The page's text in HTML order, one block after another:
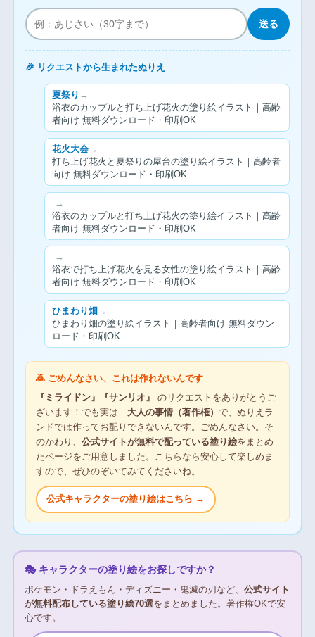
送る
🎉 リクエストから生まれたぬりえ
夏祭り →
浴衣のカップルと打ち上げ花火の塗り絵イラスト｜高齢
者向け 無料ダウンロード・印刷OK
花火大会→
打ち上げ花火と夏祭りの屋台の塗り絵イラスト｜高齢者
向け 無料ダウンロード・印刷OK
→
浴衣のカップルと打ち上げ花火の塗り絵イラスト｜高齢
者向け 無料ダウンロード・印刷OK
→
浴衣で打ち上げ花火を見る女性の塗り絵イラスト｜高齢
者向け 無料ダウンロード・印刷OK
ひまわり畑 →
ひまわり畑の塗り絵イラスト｜高齢者向け 無料ダウン
ロード・印刷OK
🙇 ごめんなさい、これは作れないんです
『ミライドン』『サンリオ』
のリクエストをありがとうご
ざいます！でも実は…大人の事情（著作権） で、ぬりえラ
ンドでは作ってお配りできないんです。ごめんなさい。そ
のかわり、 公式サイトが無料で配っている塗り絵をまとめ
たページをご用意しました。こちらなら安心して楽しめま
すので、ぜひのぞいてみてくださいね。
公式キャラクターの塗り絵はこちら →
🎭 キャラクターの塗り絵をお探しですか？
ポケモン・ドラえもん・ディズニー・鬼滅の刃など、 公式サイト
が無料配布している塗り絵70選をまとめました。著作権OKで安
心です。